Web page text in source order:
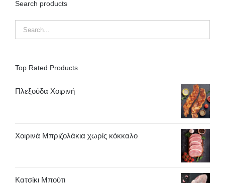
Search products
Top Rated Products
Πλεξούδα Χοιρινή
Χοιρινά Μπριζολάκια χωρίς κόκκαλο
Κατσίκι Μπούτι